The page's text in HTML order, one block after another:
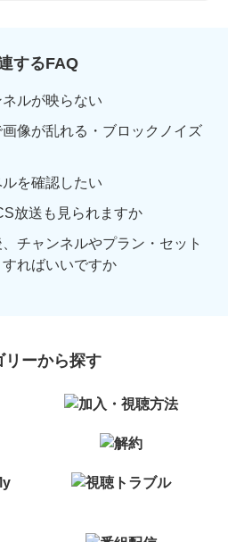
するFAQ
ルが映らない
像が乱れる・ブロックノイズ
を確認したい
放送も見られますか
チャンネルやプラン・セット
ればいいですか
リーから探す